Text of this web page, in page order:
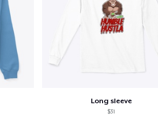
Long sleeve
$31